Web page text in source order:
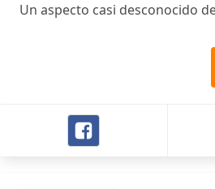
Un aspecto casi desconocido